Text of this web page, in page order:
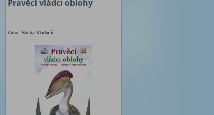
Pravěcí vládci oblohy
Autor: Socha Vladimír